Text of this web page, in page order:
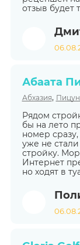
отзыв будет
Абаата
Абхазия,
Рядом
бы на лето
номер
уже не
стройку.
Интернет
но ходят в